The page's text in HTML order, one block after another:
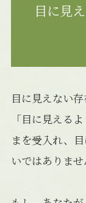
目に見
目に見えない
「目に見える
まを受入れ、
いではありませ